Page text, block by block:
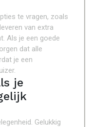
te vragen, zoals
van extra
Als je een goede
dat alle
je een
je
Gelukkig